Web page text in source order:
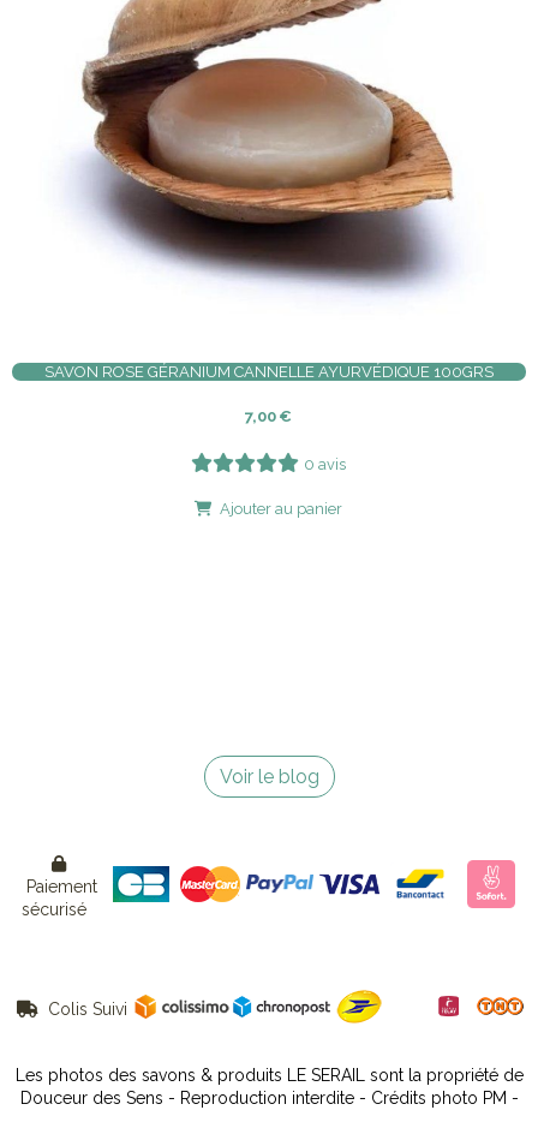
SAVON ROSE GÉRANIUM CANNELLE AYURVÉDIQUE 100GRS
7,00 €
0 avis
Ajouter au panier
Voir le blog

Paiement
sécurisé
 Colis Suivi
Les photos des savons & produits LE SERAIL sont la propriété de
Douceur des Sens - Reproduction interdite - Crédits photo PM -